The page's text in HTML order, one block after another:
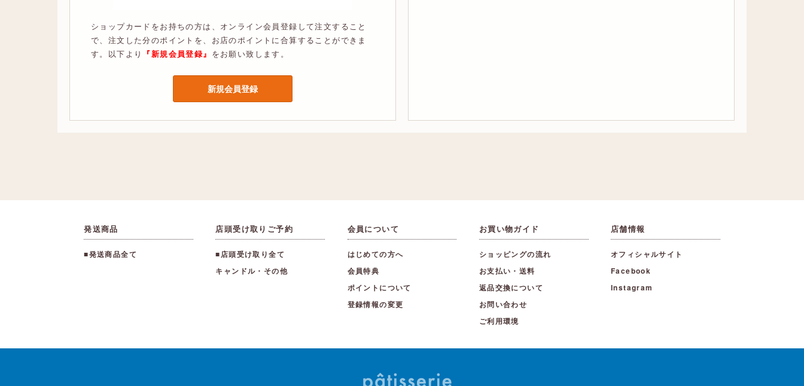
ショップカードをお持ちの方は、オンライン会員登録して注文すること
で、注文した分のポイントを、お店のポイントに合算することができま
す。以下より
『新規会員登録』 をお願い致します。
新規会員登録
発送商品
■発送商品全て
店頭受け取りご予約
■店頭受け取り全て
キャンドル・その他
会員について
はじめての方へ
会員特典
ポイントについて
登録情報の変更
お買い物ガイド
ショッピングの流れ
お支払い・送料
返品交換について
お問い合わせ
ご利用環境
店舗情報
オフィシャルサイト
Facebook
Instagram